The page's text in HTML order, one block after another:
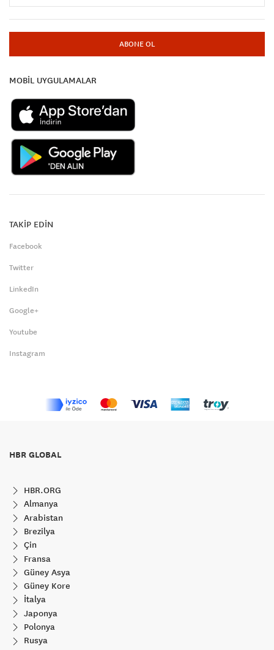
ABONE OL
MOBİL UYGULAMALAR
TAKİP EDİN
Facebook
Twitter
LinkedIn
Google+
Youtube
Instagram
HBR GLOBAL
HBR.ORG
Almanya
Arabistan
Brezilya
Çin
Fransa
Güney Asya
Güney Kore
İtalya
Japonya
Polonya
Rusya